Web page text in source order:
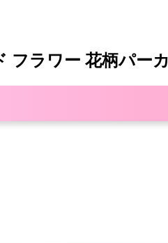
フラワー 花柄パ